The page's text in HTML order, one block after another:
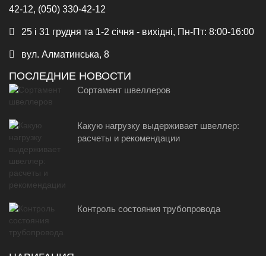
42-12, (050) 330-42-12
25 і 31 грудня та 1-2 січня - вихідні, Пн-Пт: 8:00-16:00
вул. Алматинська, 8
ПОСЛЕДНИЕ НОВОСТИ
Сортамент швеллеров
Какую нагрузку выдерживает швеллер:
расчеты и рекомендации
Контроль состояния трубопровода